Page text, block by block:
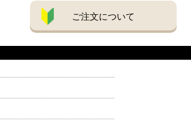
ご注文について